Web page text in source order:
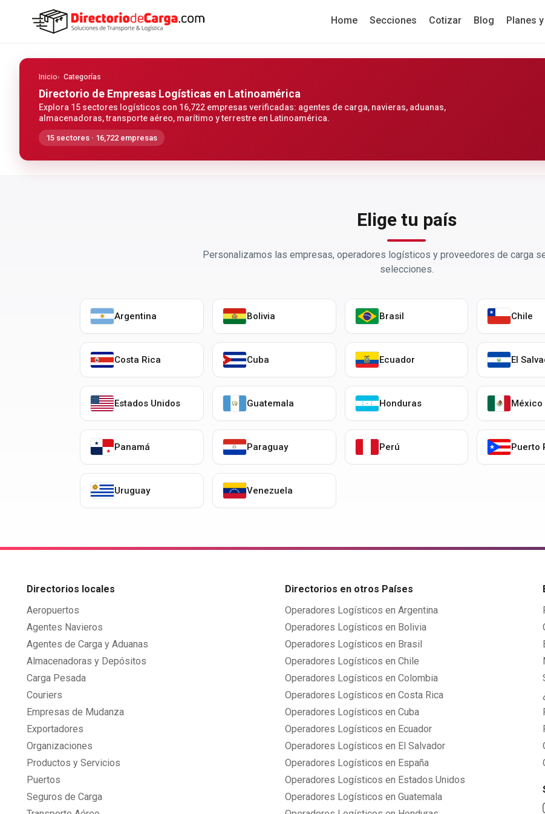
Home Secciones Cotizar Blog Planes
Inicio Categorías
Directorio de Empresas Logísticas en Latinoamérica
Explora 15 sectores logísticos con 16,722 empresas verificadas: agentes de carga, navieras, aduanas,
almacenadoras, transporte aéreo, marítimo y terrestre en Latinoamérica.
15 sectores · 16,722 empresas
Elige tu país
Personalizamos las empresas, operadores logísticos y proveedores de carga
selecciones.
Argentina Bolivia Brasil Chile
Costa Rica Cuba Ecuador El
Estados Unidos Guatemala Honduras México
Panamá Paraguay Perú Puerto
Uruguay Venezuela
Directorios locales
Aeropuertos
Agentes Navieros
Agentes de Carga y Aduanas
Almacenadoras y Depósitos
Carga Pesada
Couriers
Empresas de Mudanza
Exportadores
Organizaciones
Productos y Servicios
Puertos
Seguros de Carga
Directorios en otros Países
Operadores Logísticos en Argentina
Operadores Logísticos en Bolivia
Operadores Logísticos en Brasil
Operadores Logísticos en Chile
Operadores Logísticos en Colombia
Operadores Logísticos en Costa Rica
Operadores Logísticos en Cuba
Operadores Logísticos en Ecuador
Operadores Logísticos en El Salvador
Operadores Logísticos en España
Operadores Logísticos en Estados Unidos
Operadores Logísticos en Guatemala